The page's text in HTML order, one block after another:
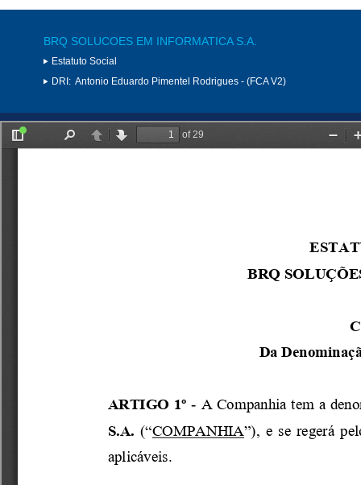
BRQ SOLUCOES EM INFORMATICA S.A.
Estatuto Social
DRI: Antonio Eduardo Pimentel Rodrigues - (FCA V2)